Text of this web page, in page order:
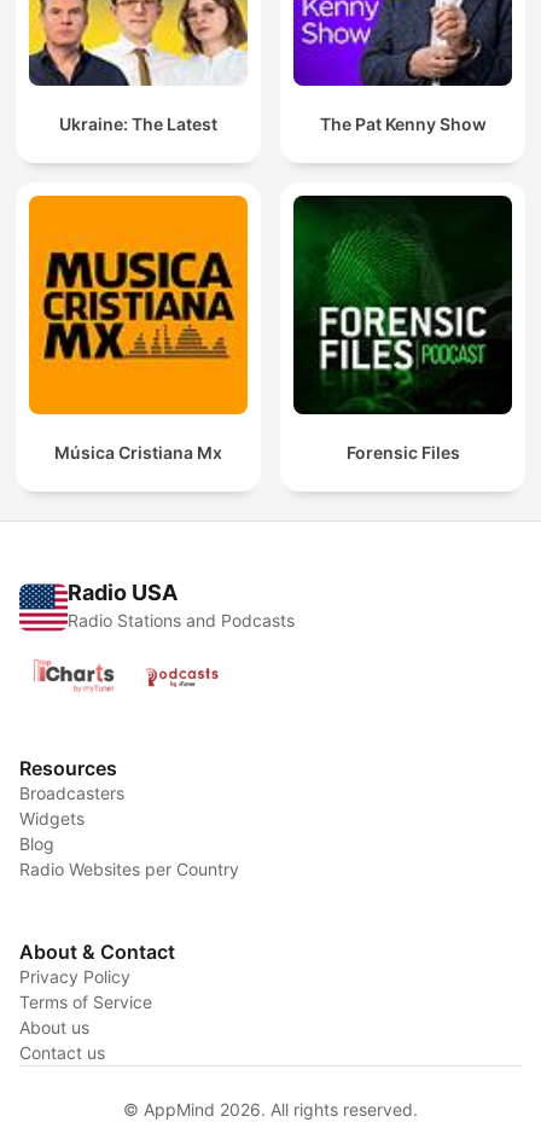
Ukraine: The Latest The Pat Kenny Show
Música Cristiana Mx Forensic Files
Radio USA
Radio Stations and Podcasts
Resources
Broadcasters
Widgets
Blog
Radio Websites per Country
About & Contact
Privacy Policy
Terms of Service
About us
Contact us
© AppMind 2026. All rights reserved.